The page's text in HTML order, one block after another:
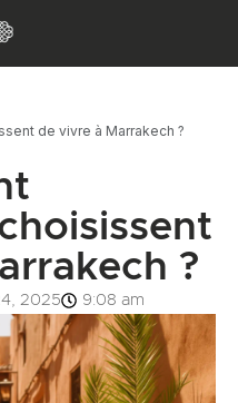
de vivre à Marrakech ?
?
2025 9:08 am